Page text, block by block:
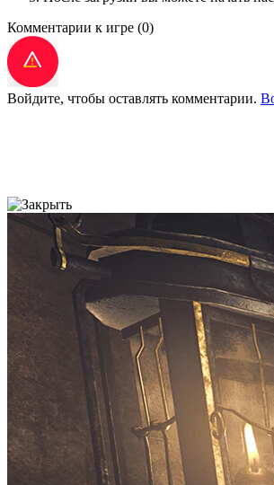
Комментарии к игре (0)
Войдите, чтобы оставлять комментарии.